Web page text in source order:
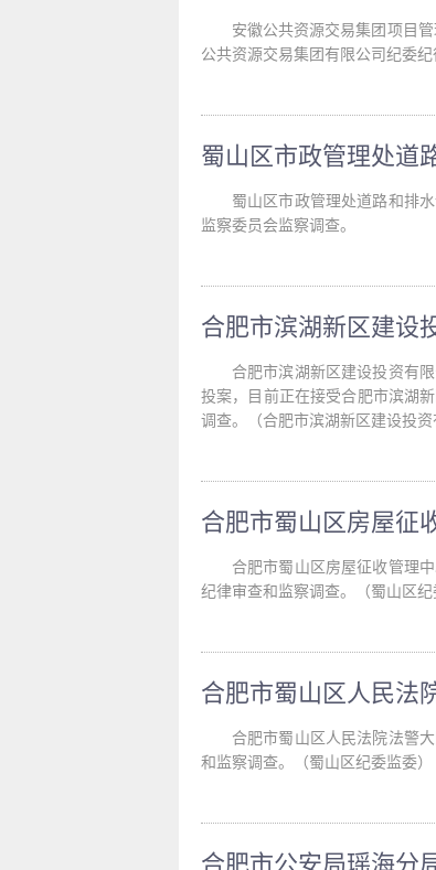
安徽公共资源交易集团项目
公共资源交易集团有限公司纪委
蜀山区市政管理处道路和排
监察委员会监察调查。
合肥市滨湖新区建设投资有
投案，目前正在接受合肥市滨湖
调查。（合肥市滨湖新区建设投
合肥市蜀山区房屋征收管理
纪律审查和监察调查。（蜀山区纪
合肥市蜀山区人民法院法警
和监察调查。（蜀山区纪委监委）